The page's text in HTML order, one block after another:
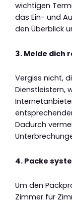
wichtigen
das Ein- und
den Überblick
3. Melde dich
Vergiss nicht,
Dienstleistern,
Dadurch
4. Packe
Um den
Zimmer für